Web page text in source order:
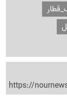
https://